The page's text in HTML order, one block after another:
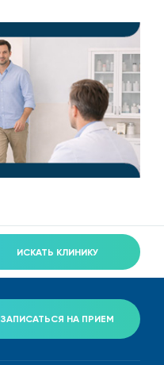
ИСКАТЬ КЛИНИКУ
ЗАПИСАТЬСЯ НА ПРИЕМ